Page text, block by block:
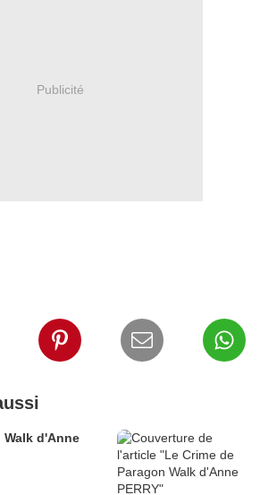
Publicité
Walk d'Anne